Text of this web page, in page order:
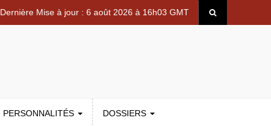
Dernière Mise à jour : 6 août 2026 à 16h03 GMT
PERSONNALITÉS DOSSIERS